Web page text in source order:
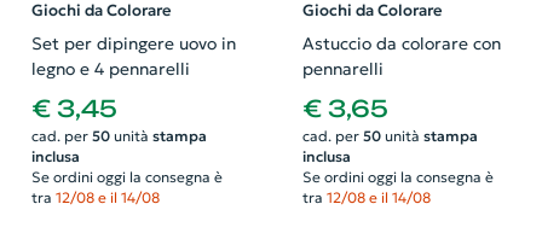
Giochi da Colorare
Set per dipingere uovo in
legno e 4 pennarelli
€ 3,45
cad. per 50unità stampa
inclusa
Se ordini oggi la consegna è
tra 12/08 e il 14/08
Giochi da Colorare
Astuccio da colorare con
pennarelli
€ 3,65
cad. per 50unità stampa
inclusa
Se ordini oggi la consegna è
tra 12/08 e il 14/08